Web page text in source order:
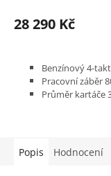
28 290 Kč
Benzínový 4-
Pracovní záběr
Průměr kartáče
LED světla
Elektrický startér
Popis Hodnocení